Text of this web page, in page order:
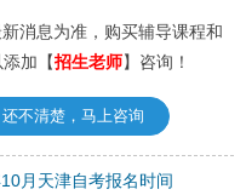
消息为准，购买辅导课程和
加【招生老师】咨询！
还不清楚，马上咨询
月天津自考报名时间